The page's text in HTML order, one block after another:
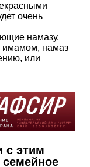
очень
намазу.
имамом, намаз
или
с этим